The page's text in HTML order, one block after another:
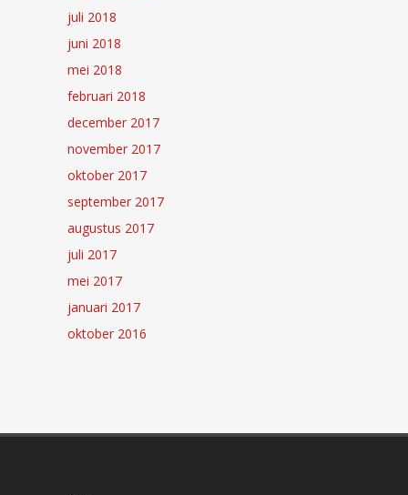
juli 2018
juni 2018
mei 2018
februari 2018
december 2017
november 2017
oktober 2017
september 2017
augustus 2017
juli 2017
mei 2017
januari 2017
oktober 2016